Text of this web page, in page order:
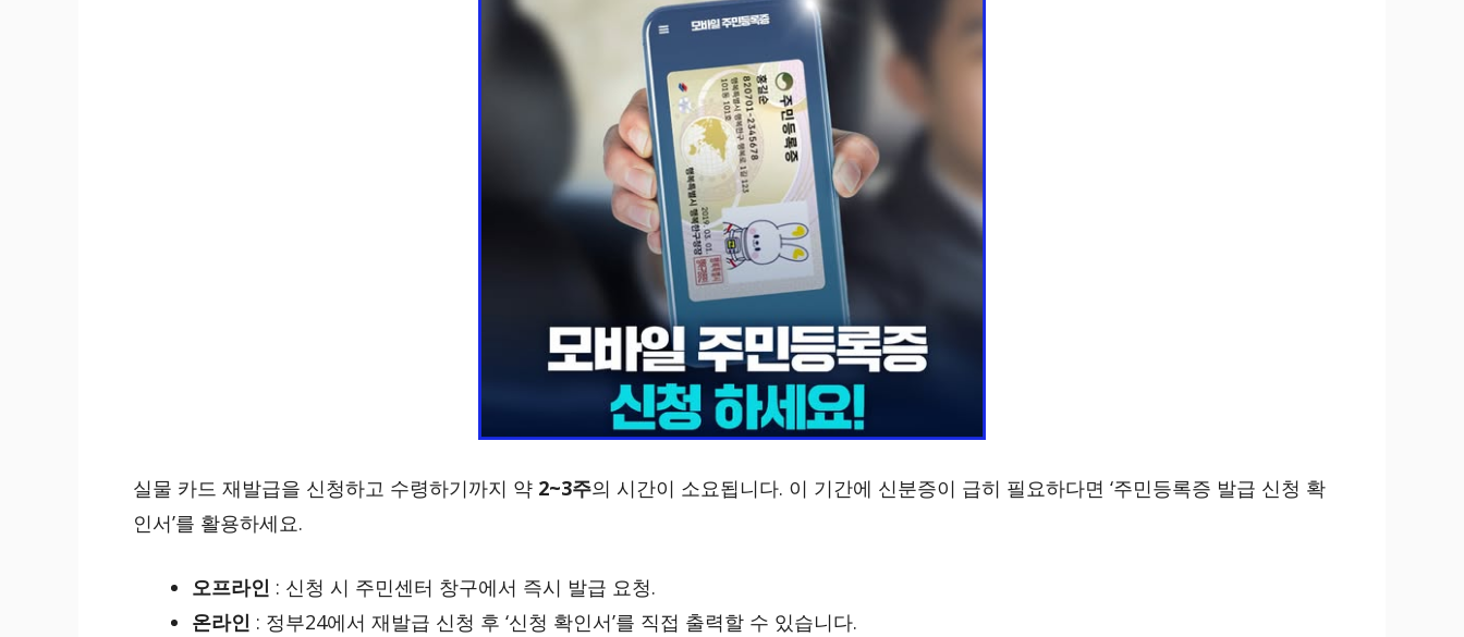
실물 카드 재발급을 신청하고 수령하기까지 약 2~3주의 시간이 소요됩니다. 이 기간에 신분증이 급히 필요하다면 ‘주민등록증 발급 신청 확
인서’를 활용하세요.
오프라인 : 신청 시 주민센터 창구에서 즉시 발급 요청.
온라인 : 정부24에서 재발급 신청 후 ‘신청 확인서’를 직접 출력할 수 있습니다.